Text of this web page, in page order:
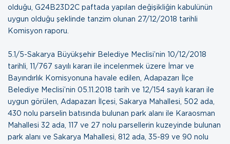
olduğu, G24B23D2C paftada yapılan değişikliğin kabulünün
uygun olduğu şeklinde tanzim olunan 27/12/2018 tarihli
Komisyon raporu
5.1/5-Sakarya Büyükşehir Belediye Meclisi’nin 10/12/2018
tarihli, 11/767 sayılı kararı ile incelenmek üzere İmar ve
Bayındırlık Komisyonuna havale edilen, Adapazarı İlçe
Belediye Meclisi’nin 05.11.2018 tarih ve 12/154 sayılı kararı ile
uygun görülen, Adapazarı İlçesi, Sakarya Mahallesi, 502 ada,
430 nolu parselin batısında bulunan park alanı ile Karaosman
Mahallesi 32 ada, 117 ve 27 nolu parsellerin kuzeyinde bulunan
park alanı ve Sakarya Mahallesi, 812 ada, 35-89 ve 90 nolu